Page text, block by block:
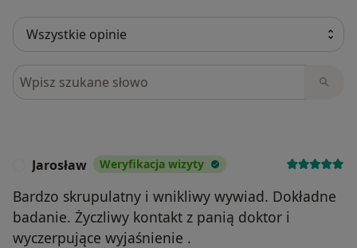
Szukaj w opiniach
Jarosław Weryfikacja wizyty
Bardzo skrupulatny i wnikliwy wywiad. Dokładne
badanie. Życzliwy kontakt z panią doktor i
wyczerpujące wyjaśnienie .